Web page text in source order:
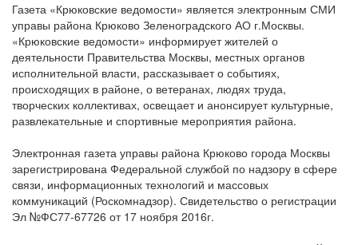
Газета «Крюковские ведомости» является электронным СМИ
управы района Крюково Зеленоградского АО г.Москвы.
«Крюковские ведомости» информирует жителей о
деятельности Правительства Москвы, местных органов
исполнительной власти, рассказывает о событиях,
происходящих в районе, о ветеранах, людях труда,
творческих коллективах, освещает и анонсирует культурные,
развлекательные и спортивные мероприятия района.
Электронная газета управы района Крюково города Москвы
зарегистрирована Федеральной службой по надзору в сфере
связи, информационных технологий и массовых
коммуникаций (Роскомнадзор). Свидетельство о регистрации
Эл №ФС77-67726 от 17 ноября 2016г.